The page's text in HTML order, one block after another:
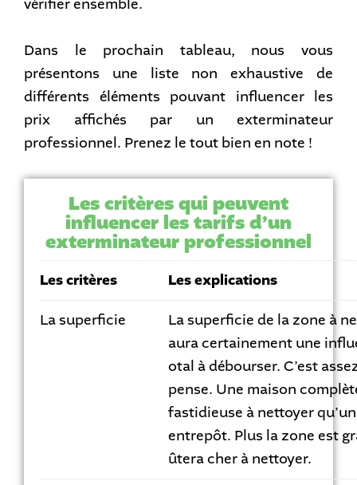
vérifier ensemble.
Dans le prochain tableau, nous vous
présentons une liste non exhaustive de
différents éléments pouvant influencer les
prix affichés par un exterminateur
professionnel. Prenez le tout bien en note !
Les critères qui peuvent
influencer les tarifs d’un
exterminateur professionnel
Les critères Les explications
La superficie
La superficie de la zone à
aura certainement une
otal à débourser. C’est
pense. Une maison
fastidieuse à nettoyer
entrepôt. Plus la zone est
ûtera cher à nettoyer.